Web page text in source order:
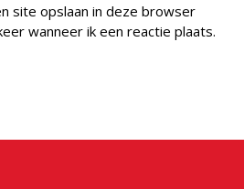
site opslaan in deze browser
wanneer ik een reactie plaats.